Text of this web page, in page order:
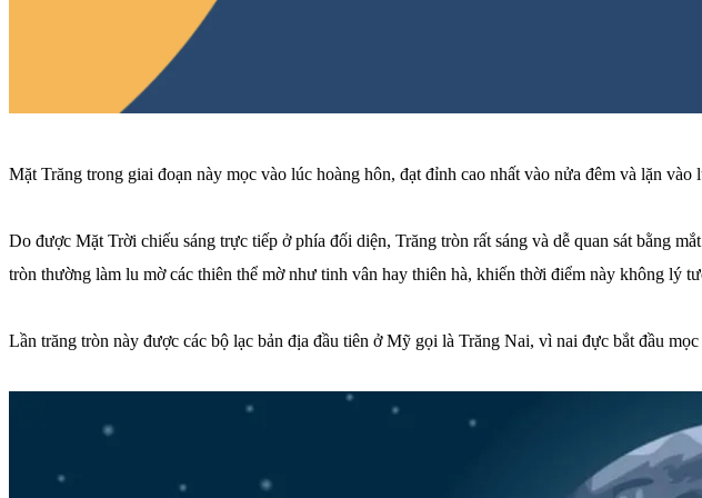
Mặt Trăng trong giai đoạn này mọc vào lúc hoàng hôn, đạt đỉnh cao nhất vào nửa đêm và lặn
Do được Mặt Trời chiếu sáng trực tiếp ở phía đối diện, Trăng tròn rất sáng và dễ quan sát bằng
tròn thường làm lu mờ các thiên thể mờ như tinh vân hay thiên hà, khiến thời điểm này không lý
Lần trăng tròn này được các bộ lạc bản địa đầu tiên ở Mỹ gọi là Trăng Nai, vì nai đực bắt đầu